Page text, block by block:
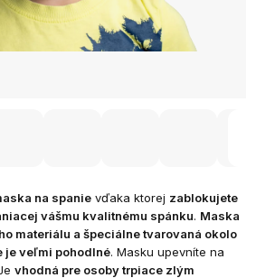
​​na spanie vďaka ktorej zablokujete
vášmu kvalitnému spánku. Maska
materiálu a špeciálne tvarovaná okolo
je veľmi pohodlné. Masku upevníte na
vhodná pre osoby trpiace zlým